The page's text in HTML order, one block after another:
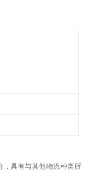
，具有与其他物流种类所